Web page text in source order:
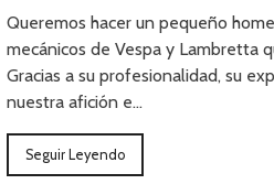
Queremos hacer un pequeño
mecánicos de Vespa y Lambretta
Gracias a su profesionalidad, su
nuestra afición e…
Seguir Leyendo